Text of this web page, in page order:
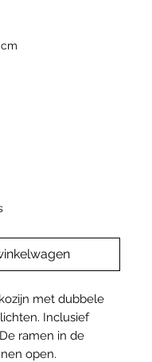
met dubbele
Inclusief
ramen in de
open.